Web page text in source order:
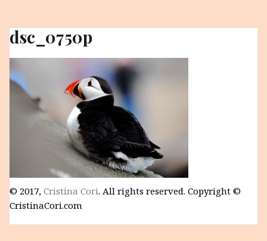
dsc_0750p
© 2017, Cristina Cori. All rights reserved. Copyright ©
CristinaCori.com